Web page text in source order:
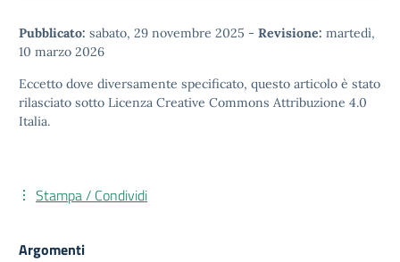
Pubblicato: sabato, 29 novembre 2025 - Revisione: martedì,
10 marzo 2026
Eccetto dove diversamente specificato, questo articolo è stato
rilasciato sotto Licenza Creative Commons Attribuzione 4.0
Italia.
Stampa / Condividi
Argomenti